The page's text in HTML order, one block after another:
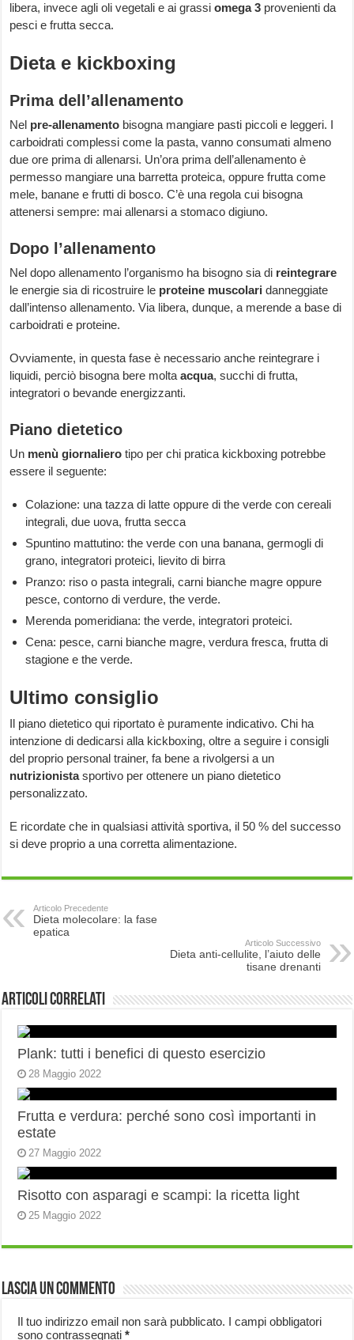
libera, invece agli oli vegetali e ai grassiomega 3 provenienti da
pesci e frutta secca.
Dieta e kickboxing
Prima dell’allenamento
Nel pre-allenamento bisogna mangiare pasti piccoli e leggeri. I
carboidrati complessi come la pasta, vanno consumati almeno
due ore prima di allenarsi. Un’ora prima dell’allenamento è
permesso mangiare una barretta proteica, oppure frutta come
mele, banane e frutti di bosco. C’è una regola cui bisogna
attenersi sempre: mai allenarsi a stomaco digiuno.
Dopo l’allenamento
Nel dopo allenamento l’organismo ha bisogno sia di reintegrare
le energie sia di ricostruire le proteine muscolari danneggiate
dall’intenso allenamento. Via libera, dunque, a merende a base di
carboidrati e proteine.
Ovviamente, in questa fase è necessario anche reintegrare i
liquidi, perciò bisogna bere moltaacqua, succhi di frutta,
integratori o bevande energizzanti.
Piano dietetico
Un menù giornaliero tipo per chi pratica kickboxing potrebbe
essere il seguente:
Colazione: una tazza di latte oppure di the verde con cereali
integrali, due uova, frutta secca
Spuntino mattutino: the verde con una banana, germogli di
grano, integratori proteici, lievito di birra
Pranzo: riso o pasta integrali, carni bianche magre oppure
pesce, contorno di verdure, the verde.
Merenda pomeridiana: the verde, integratori proteici.
Cena: pesce, carni bianche magre, verdura fresca, frutta di
stagione e the verde.
Ultimo consiglio
Il piano dietetico qui riportato è puramente indicativo. Chi ha
intenzione di dedicarsi alla kickboxing, oltre a seguire i consigli
del proprio personal trainer, fa bene a rivolgersi a un
nutrizionistasportivo per ottenere un piano dietetico
personalizzato.
E ricordate che in qualsiasi attività sportiva, il 50 % del successo
si deve proprio a una corretta alimentazione.
Articolo Precedente
Dieta molecolare: la fase
epatica
Articolo Successivo
Dieta anti-cellulite, l’aiuto delle
tisane drenanti
Articoli correlati
Plank: tutti i benefici di questo esercizio
28 Maggio 2022
Frutta e verdura: perché sono così importanti in
estate
27 Maggio 2022
Risotto con asparagi e scampi: la ricetta light
25 Maggio 2022
Lascia un commento
Il tuo indirizzo email non sarà pubblicato. I campi obbligatori
sono contrassegnati*